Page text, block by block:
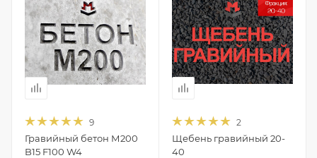
9
Гравийный бетон М200
B15 F100 W4
2
Щебень гравийный 20-
40